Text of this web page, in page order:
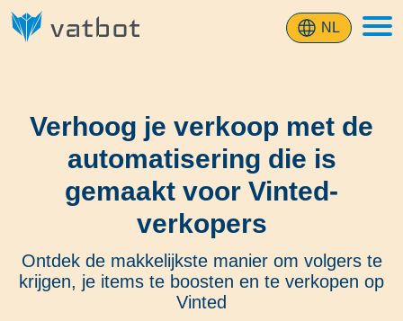
NL
Verhoog je verkoop met de
automatisering die is
gemaakt voor Vinted-
verkopers
Ontdek de makkelijkste manier om volgers te
krijgen, je items te boosten en te verkopen op
Vinted